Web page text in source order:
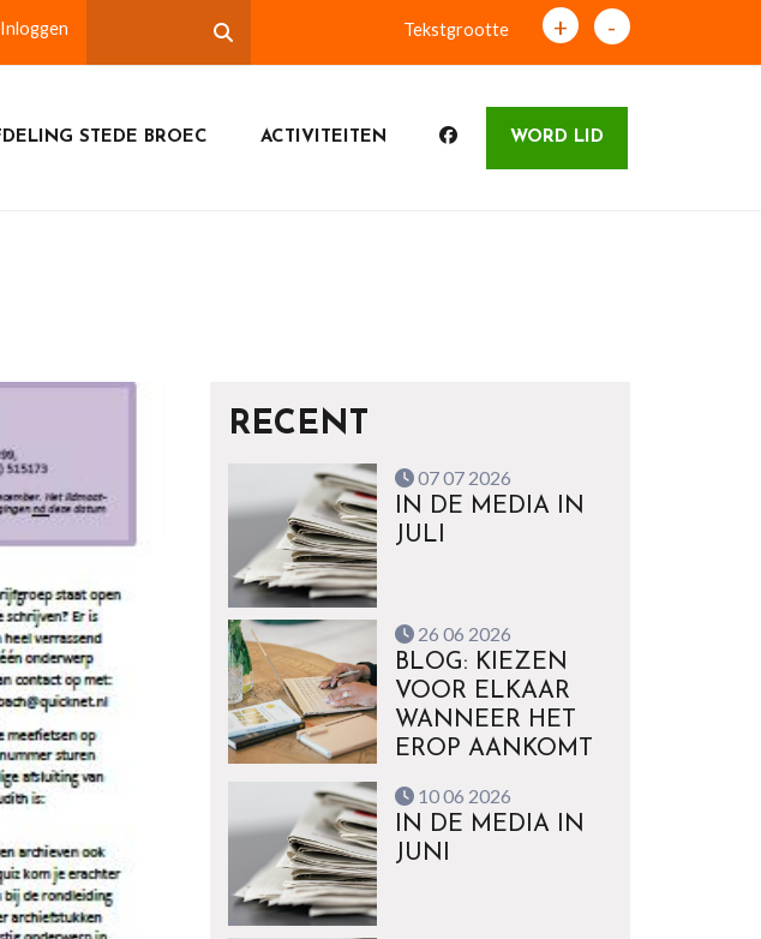
Inloggen Tekstgrootte + -
STEDE BROEC ACTIVITEITEN WORD LID
RECENT
07 07 2026
IN DE MEDIA IN
JULI
26 06 2026
BLOG: KIEZEN
VOOR ELKAAR
WANNEER HET
EROP AANKOMT
10 06 2026
IN DE MEDIA IN
JUNI